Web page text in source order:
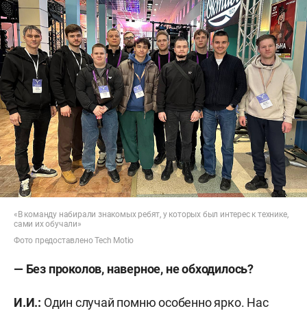
«В команду набирали знакомых ребят, у которых был интерес к технике,
сами их обучали»
Фото предоставлено Tech Motio
— Без проколов, наверное, не обходилось?
И.И.: Один случай помню особенно ярко. Нас